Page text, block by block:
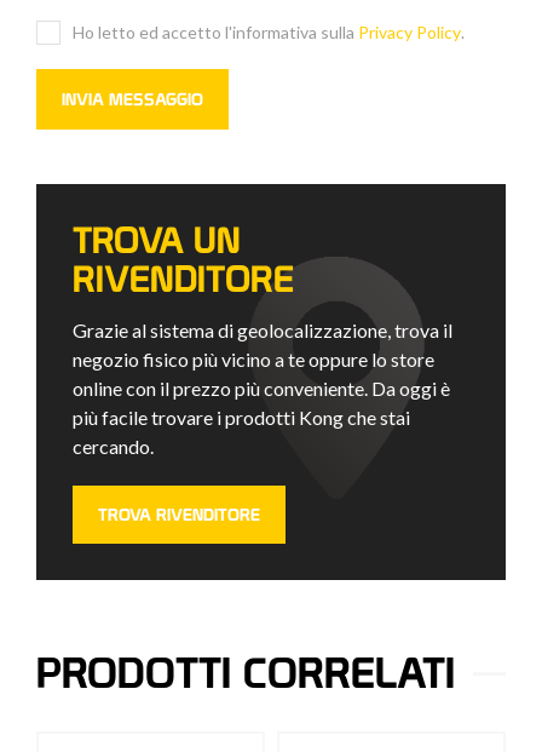
Ho letto ed accetto l'informativa sulla Privacy Policy.
TROVA UN
RIVENDITORE
Grazie al sistema di geolocalizzazione, trova il
negozio fisico più vicino a te oppure lo store
online con il prezzo più conveniente. Da oggi è
più facile trovare i prodotti Kong che stai
cercando.
TROVA RIVENDITORE
PRODOTTI CORRELATI